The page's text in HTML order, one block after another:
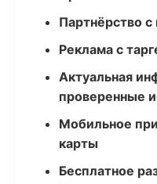
Партнёрство
Реклама с
Актуальная
проверенные
Мобильное
карты
Бесплатное